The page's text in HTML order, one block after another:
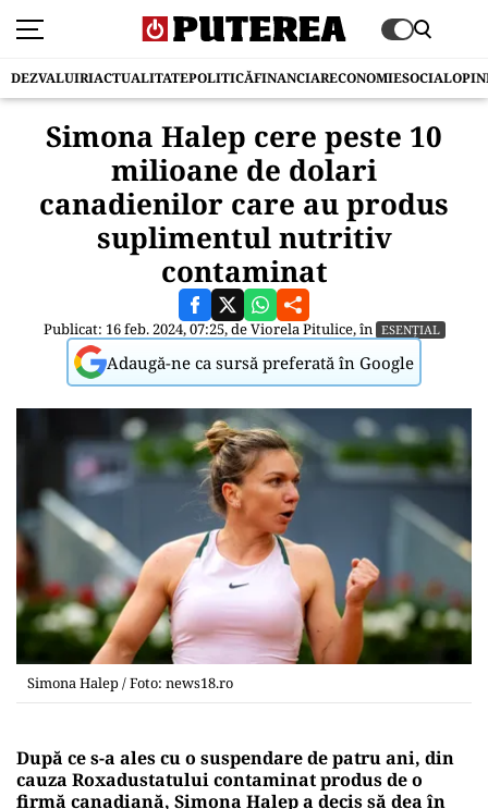
DEZVALUIRIACTUALITATEPOLITICĂFINANCIARECONOMIESOCIAL
Simona Halep cere peste 10
milioane de dolari
canadienilor care au produs
suplimentul nutritiv
contaminat
Publicat: 16 feb. 2024, 07:25, deViorela Pitulice, în ESENȚIAL
Adaugă-ne ca sursă preferată în Google
Simona Halep / Foto: news18.ro
După ce s-a ales cu o suspendare de patru ani, din
cauza Roxadustatului contaminat produs de o
firmă canadiană, Simona Halep a decis să dea în